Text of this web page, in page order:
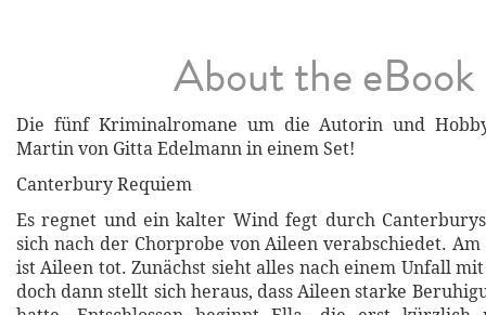
About the eBook
Die fünf Kriminalromane um die Autorin und
Martin von Gitta Edelmann in einem Set!
Canterbury Requiem
Es regnet und ein kalter Wind fegt durch
sich nach der Chorprobe von Aileen verabschiedet.
ist Aileen tot. Zunächst sieht alles nach einem Unfall
doch dann stellt sich heraus, dass Aileen starke